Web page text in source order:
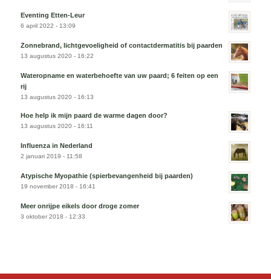
Eventing Etten-Leur
6 april 2022 - 13:09
Zonnebrand, lichtgevoeligheid of contactdermatitis bij paarden
13 augustus 2020 - 16:22
Wateropname en waterbehoefte van uw paard; 6 feiten op een
rij
13 augustus 2020 - 16:13
Hoe help ik mijn paard de warme dagen door?
13 augustus 2020 - 16:11
Influenza in Nederland
2 januari 2019 - 11:58
Atypische Myopathie (spierbevangenheid bij paarden)
19 november 2018 - 16:41
Meer onrijpe eikels door droge zomer
3 oktober 2018 - 12:33